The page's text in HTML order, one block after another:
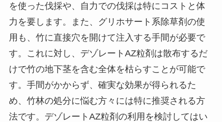
を使った伐採や、自力での伐採は特にコストと体
力を要します。また、グリホサート系除草剤の使
用も、竹に直接穴を開けて注入する手間が必要で
す。これに対し、デゾレートAZ粒剤は散布するだ
けで竹の地下茎を含む全体を枯らすことが可能で
す。手間がかからず、確実な効果が得られるた
め、竹林の処分に悩む方々には特に推奨される方
法です。デゾレートAZ粒剤の利用を検討してはい